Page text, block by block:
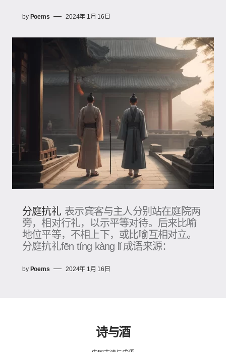
by Poems 2024年 1月 16日
分庭抗礼 表示宾客与主人分别站在庭院两
旁，相对行礼，以示平等对待。后来比喻
地位平等，不相上下，或比喻互相对立。
分庭抗礼fēn tíng kàng lǐ 成语来源：
by Poems 2024年 1月 16日
诗与酒